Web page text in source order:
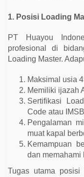
1. Posisi Loading
PT Huayou
profesional di
Loading Master.
Maksimal usia
Memiliki ijazah
Sertifikasi
Code atau
Pengalaman
muat kapal
Kemampuan
dan memahami
Tugas utama